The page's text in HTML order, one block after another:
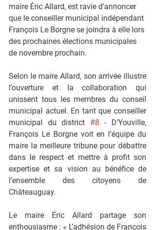
maire Éric Allard, est ravie d’annoncer
que le conseiller municipal indépendant
François Le Borgne se joindra à elle lors
des prochaines élections municipales
de novembre prochain.
Selon le maire Allard, son arrivée illustre
l’ouverture et la collaboration qui
unissent tous les membres du conseil
municipal actuel. En tant que conseiller
municipal du district #8 - D’Youville,
François Le Borgne voit en l’équipe du
maire la meilleure tribune pour débattre
dans le respect et mettre à profit son
expertise et sa vision au bénéfice de
l’ensemble des citoyens de
Châteauguay.
Le maire Éric Allard partage son
enthousiasme : « L’adhésion de François